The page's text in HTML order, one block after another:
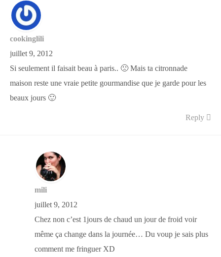
cookinglili
juillet 9, 2012
Si seulement il faisait beau à paris.. 🙁 Mais ta citronnade
maison reste une vraie petite gourmandise que je garde pour les
beaux jours 🙂
Reply
mili
juillet 9, 2012
Chez non c’est 1jours de chaud un jour de froid voir
même ça change dans la journée… Du voup je sais plus
comment me fringuer XD